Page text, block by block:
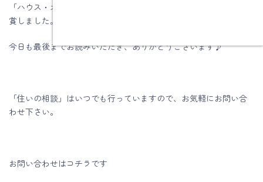
「ハウス・オブ・ザ・イヤー・イン・エナジー2019」優秀賞を受
賞しました。
今日も最後までお読みいただき、ありがとうございます♪
「住いの相談」はいつでも行っていますので、お気軽にお問い合
わせ下さい。
お問い合わせはコチラです